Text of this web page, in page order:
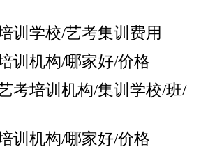
训学校/艺考集训费用
训机构/哪家好/价格
考培训机构/集训学校/班/
训机构/哪家好/价格